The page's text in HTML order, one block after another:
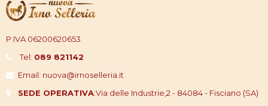
P.IVA 06200620653
Tel: 089 821142
Email: nuova@irnoselleria.it
SEDE OPERATIVA:Via delle Industrie,2 - 84084 - Fisciano (SA)